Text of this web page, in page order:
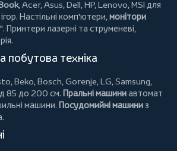
,Acer,Asus,Dell,HP,Lenovo,MSI для
Настільні комп'ютери,монітори
Принтери лазерні та струменеві,
побутова техніка
,Beko,Bosch,Gorenje,LG,Samsung,
85 до 200 см. Пральні машиниавтомат
машини. Посудомийні машиниз